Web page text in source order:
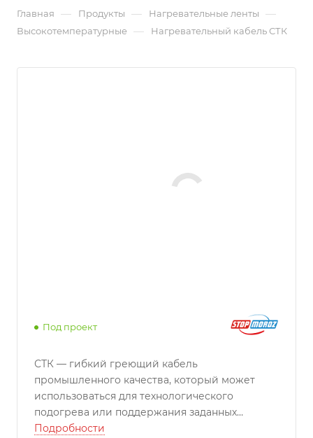
Главная — Продукты — Нагревательные ленты —
Высокотемпературные — Нагревательный кабель СТК
Под проект
СТК — гибкий греющий кабель
промышленного качества, который может
использоваться для технологического
подогрева или поддержания заданных
температур до +250°С.
Подробности